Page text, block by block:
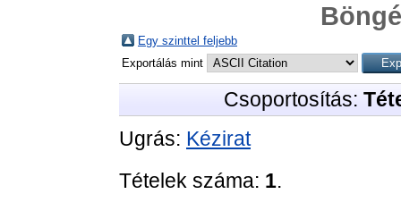
Egy szinttel feljebb
Exportálás mint
Csoportosítás:
Ugrás: Kézirat
Tételek száma: 1.